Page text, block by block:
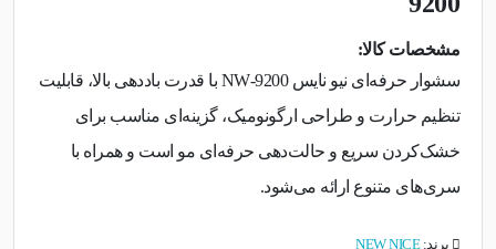
مشخصات کالا:
سشوار حرفه‌ای نیو نایس NW‑9200 با قدرت باددهی بالا، قابلیت
تنظیم حرارت و طراحی ارگونومیک، گزینه‌ای مناسب برای
خشک‌کردن سریع و حالت‌دهی حرفه‌ای مو است و همراه با
سری‌های متنوع ارائه می‌شود.
برند:NEW NICE